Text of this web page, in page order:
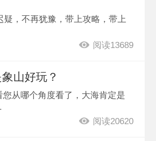
，不再犹豫，带上攻略，带上
阅读13689
山好玩？
从哪个角度看了，大海肯定是
阅读20620